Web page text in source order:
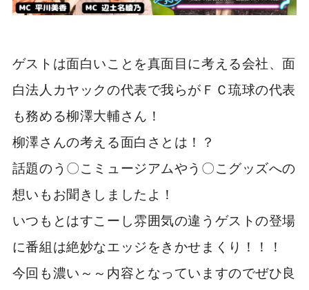
ゲストは面白いことを真面目に考える会社、面
白法人カヤックの代表で我らがＦＣ琉球の代表
も務める柳澤大輔さん！
柳澤さんの考える面白さとは！？
話題のう〇こミュージアムやう〇こグッズへの
想いもお聞きしましたよ！
いつもとはすこーし雰囲気の違うゲストの登場
に番組は絶妙なエッジをきかせまくり！！！
今回も濃い～～内容となっていますのでぜひ良